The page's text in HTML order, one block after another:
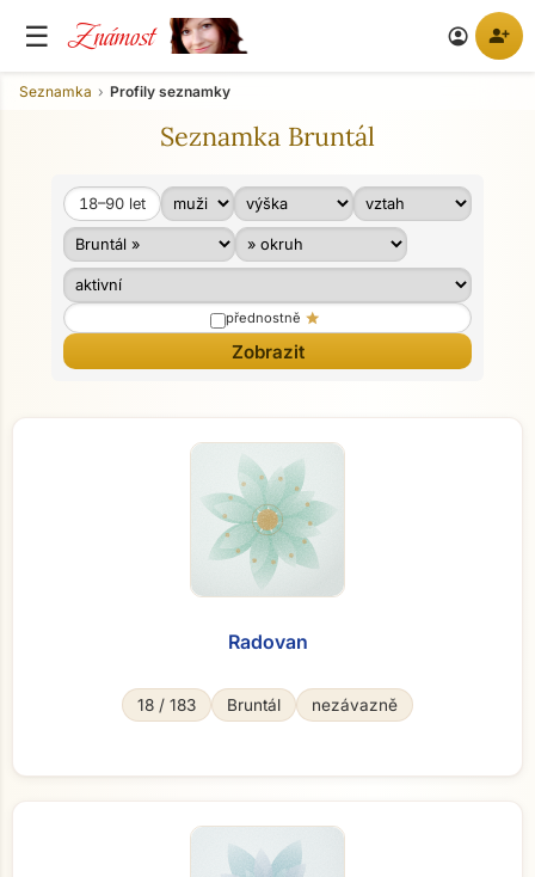
☰ Známost account_circle person_add
Seznamka Profily seznamky
Seznamka Bruntál
Věk od
Věk do
18–90 let
přednostně star
Radovan
18 / 183 Bruntál nezávazně